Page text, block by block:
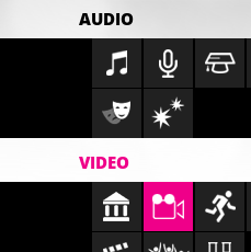
AUDIO
VIDEO